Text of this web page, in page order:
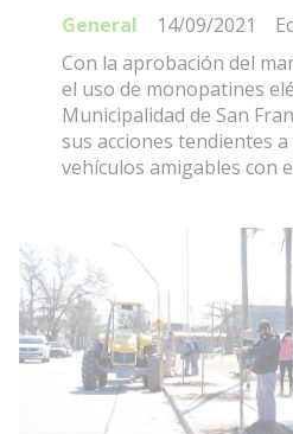
General
14/09/2021
Con la aprobación del
el uso de monopatines
Municipalidad de San
sus acciones tendientes
vehículos amigables con